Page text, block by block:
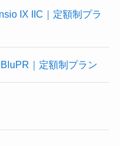
IX IIC｜定額制プラ
｜定額制プラン